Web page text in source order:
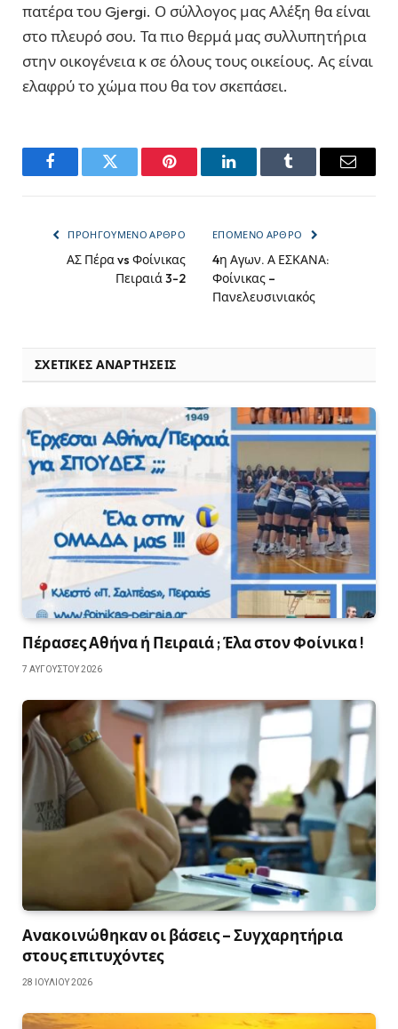
πατέρα του Gjergi. Ο σύλλογος μας Αλέξη θα είναι
στο πλευρό σου. Τα πιο θερμά μας συλλυπητήρια
στην οικογένεια κ σε όλους τους οικείους. Ας είναι
ελαφρύ το χώμα που θα τον σκεπάσει.
FacebookTwitter Pinterest LinkedInTumblr Email
ΠΡΟΗΓΟΎΜΕΝΟ ΆΡΘΡΟ
ΑΣ Πέρα vs Φοίνικας
Πειραιά 3-2
ΕΠΌΜΕΝΟ ΆΡΘΡΟ
4η Αγων. Α ΕΣΚΑΝΑ:
Φοίνικας –
Πανελευσινιακός
ΣΧΕΤΙΚΈΣ ΑΝΑΡΤΉΣΕΙΣ
Πέρασες Αθήνα ή Πειραιά ; Έλα στον Φοίνικα !
7 ΑΥΓΟΎΣΤΟΥ 2026
Ανακοινώθηκαν οι βάσεις – Συγχαρητήρια
στους επιτυχόντες
28 ΙΟΥΛΊΟΥ 2026